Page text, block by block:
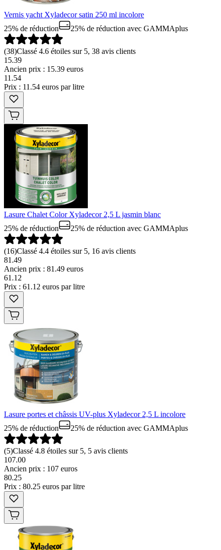
Vernis yacht Xyladecor satin 250 ml incolore
25% de réduction
25% de réduction avec GAMMAplus
(38)Classé 4.6 étoiles sur 5, 38 avis clients
15.39
Ancien prix : 15.39 euros
11 .54
Prix : 11.54 euros par litre
Lasure Chalet Color Xyladecor 2,5 L jasmin blanc
25% de réduction
25% de réduction avec GAMMAplus
(16)Classé 4.4 étoiles sur 5, 16 avis clients
81.49
Ancien prix : 81.49 euros
61 .12
Prix : 61.12 euros par litre
Lasure portes et châssis UV-plus Xyladecor 2,5 L incolore
25% de réduction
25% de réduction avec GAMMAplus
(5)Classé 4.8 étoiles sur 5, 5 avis clients
107.00
Ancien prix : 107 euros
80.25
Prix : 80.25 euros par litre